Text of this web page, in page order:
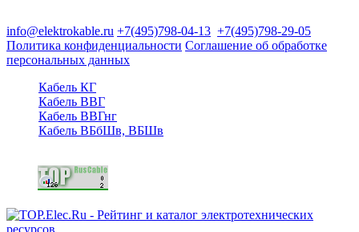
info@elektrokable.ru +7(495)798-04-13 +7(495)798-29-05
Политика конфиденциальности Соглашение об обработке
персональных данных
Кабель КГ
Кабель ВВГ
Кабель ВВГнг
Кабель ВБбШв, ВБШв